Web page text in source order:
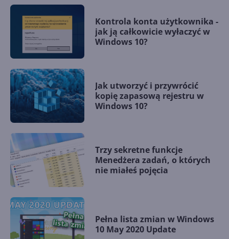
Kontrola konta użytkownika -
jak ją całkowicie wyłaczyć w
Windows 10?
Jak utworzyć i przywrócić
kopię zapasową rejestru w
Windows 10?
Trzy sekretne funkcje
Menedżera zadań, o których
nie miałeś pojęcia
Pełna lista zmian w Windows
10 May 2020 Update